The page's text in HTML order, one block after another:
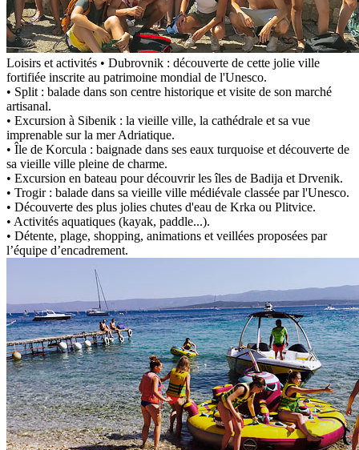
Loisirs et activités • Dubrovnik : découverte de cette jolie ville
fortifiée inscrite au patrimoine mondial de l'Unesco.
• Split : balade dans son centre historique et visite de son marché
artisanal.
• Excursion à Sibenik : la vieille ville, la cathédrale et sa vue
imprenable sur la mer Adriatique.
• Île de Korcula : baignade dans ses eaux turquoise et découverte de
sa vieille ville pleine de charme.
• Excursion en bateau pour découvrir les îles de Badija et Drvenik.
• Trogir : balade dans sa vieille ville médiévale classée par l'Unesco.
• Découverte des plus jolies chutes d'eau de Krka ou Plitvice.
• Activités aquatiques (kayak, paddle...).
• Détente, plage, shopping, animations et veillées proposées par
l’équipe d’encadrement.